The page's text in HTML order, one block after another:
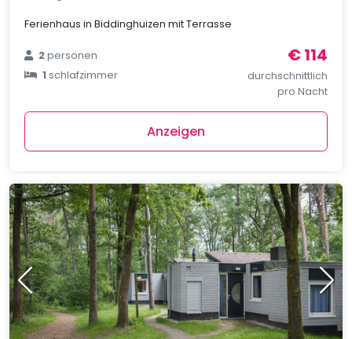
Ferienhaus in Biddinghuizen mit Terrasse
2personen
1schlafzimmer
€ 114
durchschnittlich
pro Nacht
Anzeigen